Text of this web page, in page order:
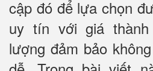
cập đó để lựa chọn
uy tín với giá
lượng đảm bảo